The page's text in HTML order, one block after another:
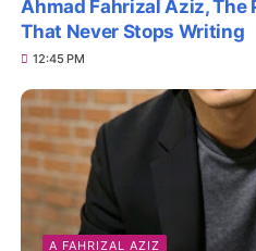
Ahmad Fahrizal Aziz, The
That Never Stops Writing
12:45 PM
A FAHRIZAL AZIZ